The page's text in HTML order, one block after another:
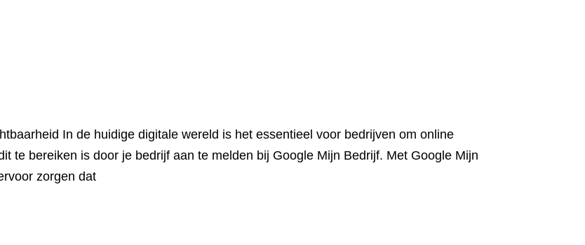
In de huidige digitale wereld is het essentieel voor bedrijven om online
te bereiken is door je bedrijf aan te melden bij Google Mijn Bedrijf. Met Google Mijn
zorgen dat